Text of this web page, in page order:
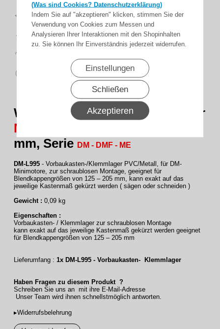
(Was sind Cookies? Datenschutzerklärung)
Indem Sie auf "akzeptieren" klicken, stimmen Sie der
Verwendung von Cookies zum Messen und
Analysieren Ihrer Interaktionen mit den Shopinhalten
zu. Sie können Ihr Einverständnis jederzeit widerrufen.
Einstellungen
Schließen
Akzeptieren
Top
Bewertungen
Lieferung
14 Tage
WTS - Motor-Lager DM-L995 für
Mini
mm, Serie DM - DMF - ME
DM-L995 - Vorbaukasten-/Klemmlager PVC/Metall, für DM-
Minimotore, zur schraublosen Montage, geeignet für
Blendkappengrößen von 125 – 205 mm, kann exakt auf das
jeweilige Kastenmaß gekürzt werden ( sägen oder schneiden )
Gewicht : 0,09 kg
Eigenschaften :
Vorbaukasten- / Klemmlager zur schraublosen Montage
kann exakt auf das jeweilige Kastenmaß gekürzt werden geeignet
für Blendkappengrößen von 125 – 205 mm
Lieferumfang : 1x DM-L995 - Vorbaukasten- Klemmlager
Haben Fragen zu diesem Produkt ?
Schreiben Sie uns an mit ihre E-Mail-Adresse
Unser Team wird ihnen schnellstmöglich antworten.
▸Widerrufsbelehrung